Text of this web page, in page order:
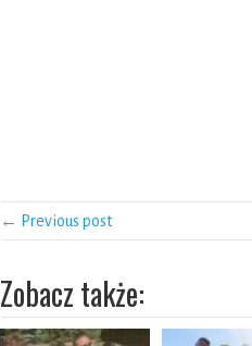
← Previous post
Zobacz także: